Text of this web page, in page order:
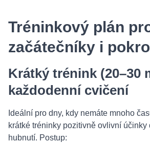
Tréninkový plán
začátečníky i
Krátký trénink (20–30
každodenní cvičení
Ideální pro dny, kdy nemáte mnoho
krátké tréninky pozitivně ovlivní
hubnutí. Postup: